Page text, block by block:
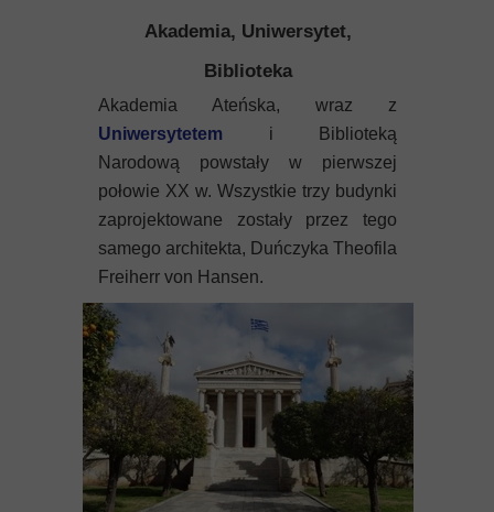
Akademia, Uniwersytet,
Biblioteka
Akademia Ateńska, wraz z
Uniwersytetem i Biblioteką
Narodową powstały w pierwszej
połowie XX w. Wszystkie trzy budynki
zaprojektowane zostały przez tego
samego architekta, Duńczyka Theofila
Freiherr von Hansen.